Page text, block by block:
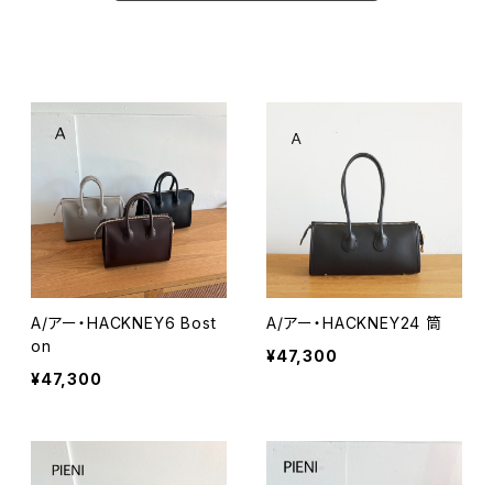
A/アー・HACKNEY6 Bost
on
¥47,300
A/アー・HACKNEY24 筒
¥47,300